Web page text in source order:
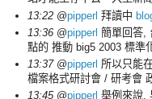
13:22 @pipperl 拜讀中
13:36 @pipperl 簡單回答,
點的 推動 big5 2003 標準
13:37@pipperl 所以只能
檔案格式研討會 / 研考會
13:45@pipperl 舉例來說,